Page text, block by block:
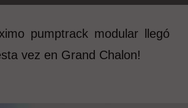
pumptrack modular llegó
vez en Grand Chalon!